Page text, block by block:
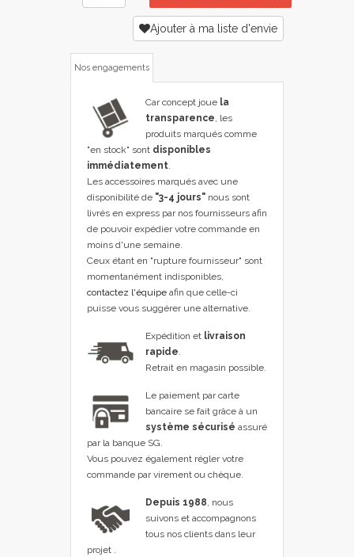
Ajouter à ma liste d'envie
Nos engagements
Car concept joue la
transparence, les
produits marqués comme
"en stock" sont disponibles
immédiatement.
Les accessoires marqués avec une
disponibilité de "3-4 jours" nous sont
livrés en express par nos fournisseurs afin
de pouvoir expédier votre commande en
moins d'une semaine.
Ceux étant en "rupture fournisseur" sont
momentanément indisponibles,
contactez l'équipe afin que celle-ci
puisse vous suggérer une alternative.
Expédition et livraison
rapide.
Retrait en magasin possible.
Le paiement par carte
bancaire se fait grâce à un
système sécurisé assuré
par la banque SG.
Vous pouvez également régler votre
commande par virement ou chèque.
Depuis 1988, nous
suivons et accompagnons
tous nos clients dans leur
projet .